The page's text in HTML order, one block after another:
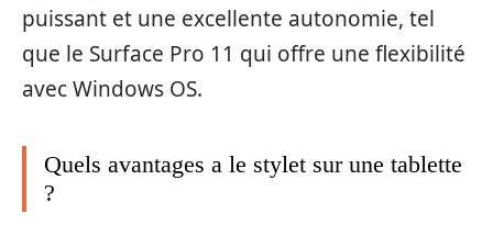
puissant et une excellente autonomie, tel
que le Surface Pro 11 qui offre une flexibilité
avec Windows OS.
Quels avantages a le stylet sur une tablette
?